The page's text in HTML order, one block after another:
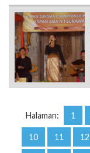
Halaman: 1
10 11 12